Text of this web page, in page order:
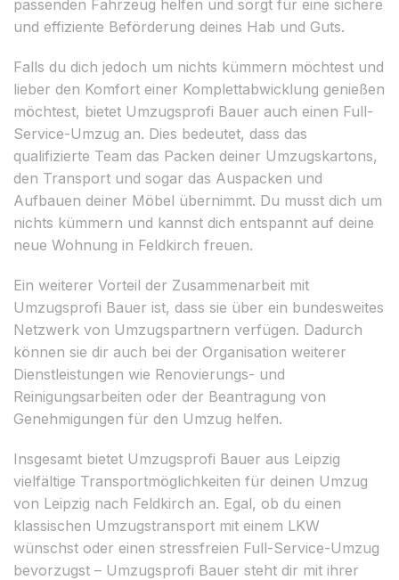
passenden Fahrzeug helfen und sorgt für eine sichere
und effiziente Beförderung deines Hab und Guts.
Falls du dich jedoch um nichts kümmern möchtest und
lieber den Komfort einer Komplettabwicklung genießen
möchtest, bietet Umzugsprofi Bauer auch einen Full-
Service-Umzug an. Dies bedeutet, dass das
qualifizierte Team das Packen deiner Umzugskartons,
den Transport und sogar das Auspacken und
Aufbauen deiner Möbel übernimmt. Du musst dich um
nichts kümmern und kannst dich entspannt auf deine
neue Wohnung in Feldkirch freuen.
Ein weiterer Vorteil der Zusammenarbeit mit
Umzugsprofi Bauer ist, dass sie über ein bundesweites
Netzwerk von Umzugspartnern verfügen. Dadurch
können sie dir auch bei der Organisation weiterer
Dienstleistungen wie Renovierungs- und
Reinigungsarbeiten oder der Beantragung von
Genehmigungen für den Umzug helfen.
Insgesamt bietet Umzugsprofi Bauer aus Leipzig
vielfältige Transportmöglichkeiten für deinen Umzug
von Leipzig nach Feldkirch an. Egal, ob du einen
klassischen Umzugstransport mit einem LKW
wünschst oder einen stressfreien Full-Service-Umzug
bevorzugst – Umzugsprofi Bauer steht dir mit ihrer